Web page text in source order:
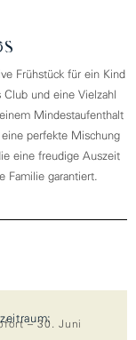
Frühstück für ein Kind
Club und eine Vielzahl
Mindestaufenthalt
perfekte Mischung
eine freudige Auszeit
Familie garantiert.
– 30. Juni